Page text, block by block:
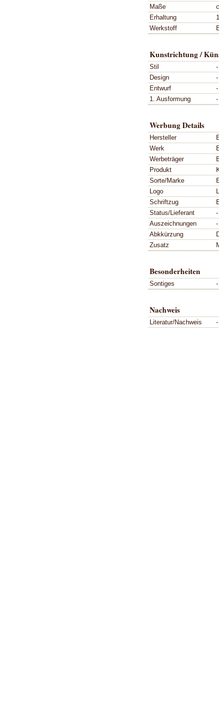
Maße
Erhaltung
Werkstoff
Kunstrichtung /
Stil
-
Design
-
Entwurf
-
1. Ausformung
-
Werbung Details
Hersteller
Werk
Werbeträger
Produkt
Sorte/Marke
Logo
Schriftzug
Status/Lieferant
-
Auszeichnungen
-
Abkkürzung
Zusatz
Besonderheiten
Sontiges -
Nachweis
Literatur/Nachweis -